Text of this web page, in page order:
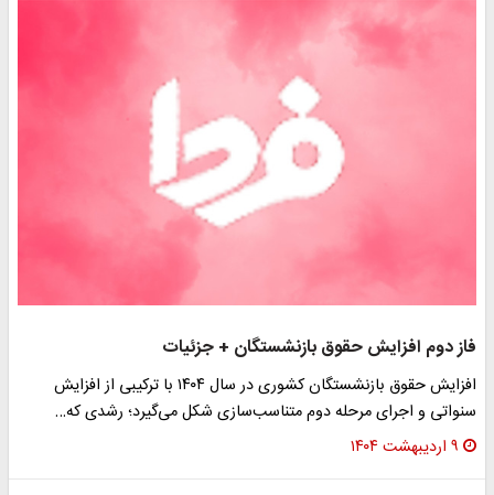
فاز دوم افزایش حقوق بازنشستگان + جزئیات
افزایش حقوق بازنشستگان کشوری در سال ۱۴۰۴ با ترکیبی از افزایش
سنواتی و اجرای مرحله دوم متناسب‌سازی شکل می‌گیرد؛ رشدی که…
۹ اردیبهشت ۱۴۰۴